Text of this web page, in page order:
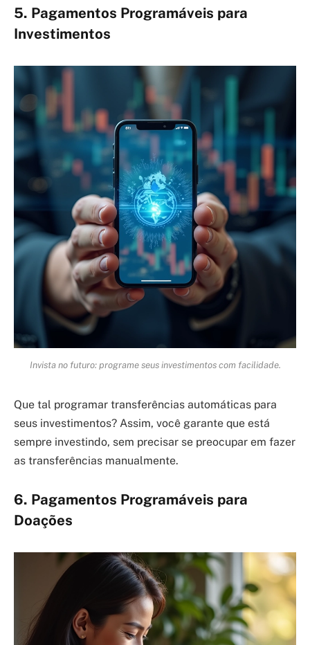
5. Pagamentos Programáveis para
Investimentos
Invista no futuro: programe seus investimentos com facilidade.
Que tal programar transferências automáticas para
seus investimentos? Assim, você garante que está
sempre investindo, sem precisar se preocupar em fazer
as transferências manualmente.
6. Pagamentos Programáveis para
Doações